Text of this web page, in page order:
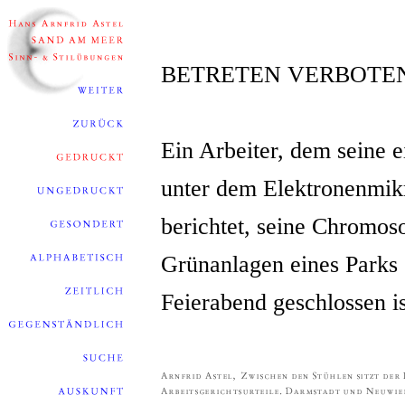
BETRETEN
Ein Arbeiter, dem seine
unter dem
berichtet, seine
Grünanlagen eines
Feierabend geschlossen